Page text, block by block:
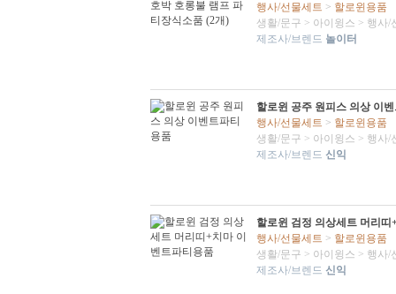
행사/선물세트 > 할로윈용품
생활/문구 > 아이윙스 > 행사/
제조사/브렌드 놀이터
할로윈 공주 원피스 의상 이
행사/선물세트 > 할로윈용품
생활/문구 > 아이윙스 > 행사/
제조사/브렌드 신익
할로윈 검정 의상세트 머리
행사/선물세트 > 할로윈용품
생활/문구 > 아이윙스 > 행사/
제조사/브렌드 신익